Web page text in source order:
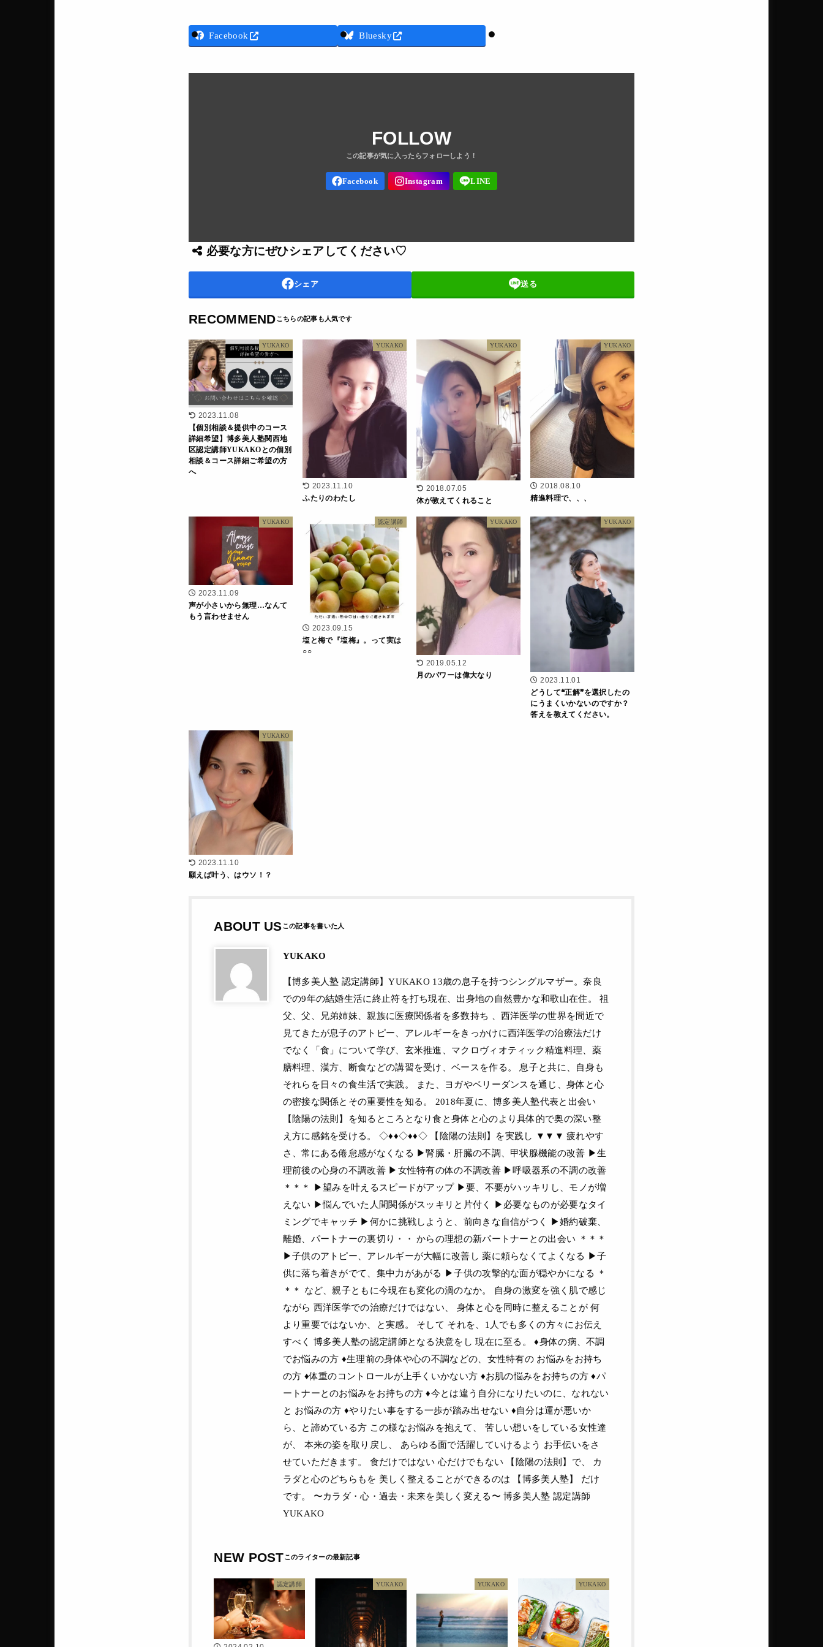
Facebook Bluesky
FOLLOW
必要な方にぜひシェアしてください♡
シェア 送る
RECOMMEND
YUKAKO
2023.11.08
【個別相談＆提供中のコース
詳細希望】博多美人塾関西地
区認定講師YUKAKOとの個別
相談＆コース詳細ご希望の方
へ
YUKAKO
2023.11.10
ふたりのわたし
YUKAKO
2018.07.05
体が教えてくれること
YUKAKO
2018.08.10
精進料理で、、、
YUKAKO
2023.11.09
声が小さいから無理…なんて
もう言わせません
認定講師
2023.09.15
塩と梅で『塩梅』。って実は
○○
YUKAKO
2019.05.12
月のパワーは偉大なり
YUKAKO
2023.11.01
どうして❝正解❞を選択したの
にうまくいかないのですか？
答えを教えてください。
YUKAKO
2023.11.10
願えば叶う、はウソ！？
ABOUT US
YUKAKO
【博多美人塾 認定講師】YUKAKO 13歳の息子を持つシングルマザー。奈良
での9年の結婚生活に終止符を打ち現在、出身地の自然豊かな和歌山在住。 祖
父、父、兄弟姉妹、親族に医療関係者を多数持ち 、西洋医学の世界を間近で
見てきたが息子のアトピー、アレルギーをきっかけに西洋医学の治療法だけ
でなく「食」について学び、玄米推進、マクロヴィオティック精進料理、薬
膳料理、漢方、断食などの講習を受け、ベースを作る。 息子と共に、自身も
それらを日々の食生活で実践。 また、ヨガやベリーダンスを通じ、身体と心
の密接な関係とその重要性を知る。 2018年夏に、博多美人塾代表と出会い
【陰陽の法則】を知るところとなり食と身体と心のより具体的で奥の深い整
え方に感銘を受ける。 ◇♦♦◇♦♦◇ 【陰陽の法則】を実践し ▼▼▼ 疲れやす
さ、常にある倦怠感がなくなる ▶︎腎臓・肝臓の不調、甲状腺機能の改善 ▶︎生
理前後の心身の不調改善 ▶︎女性特有の体の不調改善 ▶︎呼吸器系の不調の改善
＊＊＊ ▶︎望みを叶えるスピードがアップ ▶︎要、不要がハッキリし、モノが増
えない ▶︎悩んでいた人間関係がスッキリと片付く ▶︎必要なものが必要なタイ
ミングでキャッチ ▶︎何かに挑戦しようと、前向きな自信がつく ▶︎婚約破棄、
離婚、パートナーの裏切り・・ からの理想の新パートナーとの出会い ＊＊＊
▶︎子供のアトピー、アレルギーが大幅に改善し 薬に頼らなくてよくなる ▶︎子
供に落ち着きがでて、集中力があがる ▶︎子供の攻撃的な面が穏やかになる ＊
＊＊ など、親子ともに今現在も変化の渦のなか。 自身の激変を強く肌で感じ
ながら 西洋医学での治療だけではない、 身体と心を同時に整えることが 何
より重要ではないか、と実感。 そして それを、1人でも多くの方々にお伝え
すべく 博多美人塾の認定講師となる決意をし 現在に至る。 ♦身体の病、不調
でお悩みの方 ♦生理前の身体や心の不調などの、女性特有の お悩みをお持ち
の方 ♦体重のコントロールが上手くいかない方 ♦お肌の悩みをお持ちの方 ♦パ
ートナーとのお悩みをお持ちの方 ♦今とは違う自分になりたいのに、なれない
と お悩みの方 ♦やりたい事をする一歩が踏み出せない ♦自分は運が悪いか
ら、と諦めている方 この様なお悩みを抱えて、 苦しい想いをしている女性達
が、 本来の姿を取り戻し、 あらゆる面で活躍していけるよう お手伝いをさ
せていただきます。 食だけではない 心だけでもない 【陰陽の法則】で、 カ
ラダと心のどちらもを 美しく整えることができるのは 【博多美人塾】 だけ
です。 〜カラダ・心・過去・未来を美しく変える〜 博多美人塾 認定講師
YUKAKO
NEW POST
認定講師 YUKAKO YUKAKO YUKAKO